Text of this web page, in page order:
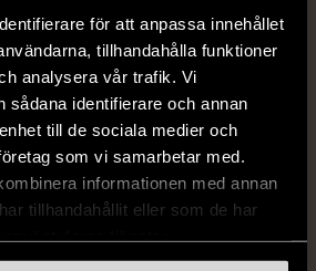
för att anpassa innehållet
tillhandahålla funktioner
analysera vår trafik. Vi
sådana identifierare och annan
till de sociala medier och
som vi samarbetar med.
informationen med annan
tillhandahållit eller som de har
1/5
BONDELID
Bondelid - Randig skjorta
- Blå vit
XL (52)
Mycket gott skick
199 kr